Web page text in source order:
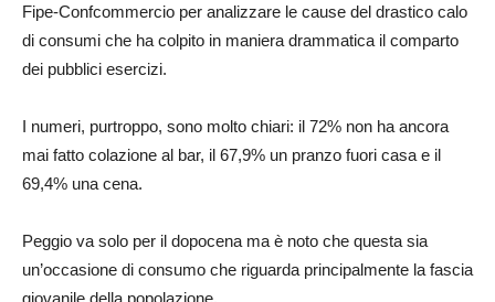
Fipe-Confcommercio per analizzare le cause del drastico calo
di consumi che ha colpito in maniera drammatica il comparto
dei pubblici esercizi.
I numeri, purtroppo, sono molto chiari: il 72% non ha ancora
mai fatto colazione al bar, il 67,9% un pranzo fuori casa e il
69,4% una cena.
Peggio va solo per il dopocena ma è noto che questa sia
un’occasione di consumo che riguarda principalmente la fascia
giovanile della popolazione.